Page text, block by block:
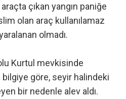
çıkan yangın paniğe
olan araç kullanılamaz
olmadı.
Kurtul mevkisinde
göre, seyir halindeki
bir nedenle alev aldı.